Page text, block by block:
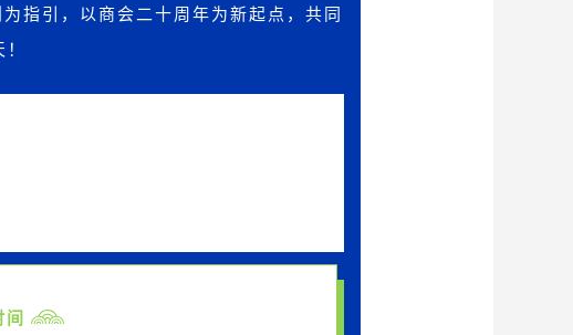
指引，以商会二十周年为新起点，共同
间